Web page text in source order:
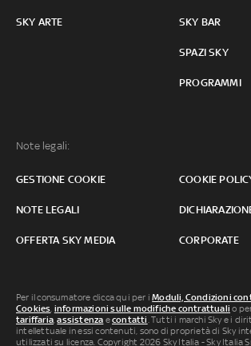
SKY ARTE SKY BAR
SPAZI SKY
PROGRAMMI
Note legali:
GESTIONE COOKIE COOKIE
NOTE LEGALI
OFFERTA SKY MEDIA CORPORATE
Per il consumatore clicca qui per iModuli, Condizioni
Cookies informazioni sulle modifiche contrattuali o
tariffaria ,assistenza econtatti . Tutti i marchi Sky e i
intellettuale in essi contenuti, sono di proprietà di Sky
utilizzati su licenza. Copyright 2026 Sky Italia - Sky Italia